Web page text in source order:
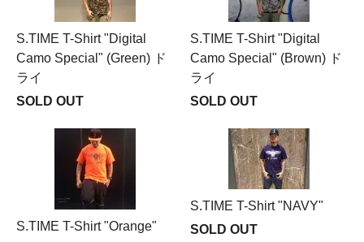
S.TIME T-Shirt "Digital
Camo Special" (Green) ド
ライ
SOLD OUT
S.TIME T-Shirt "Digital
Camo Special" (Brown) ド
ライ
SOLD OUT
S.TIME T-Shirt "Orange"
S.TIME T-Shirt "NAVY"
SOLD OUT